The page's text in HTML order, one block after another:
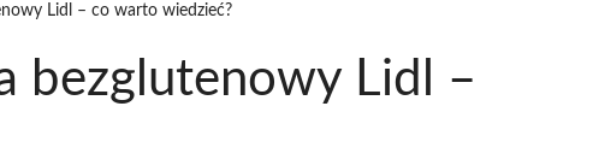
Lidl – co warto wiedzieć?
bezglutenowy Lidl –